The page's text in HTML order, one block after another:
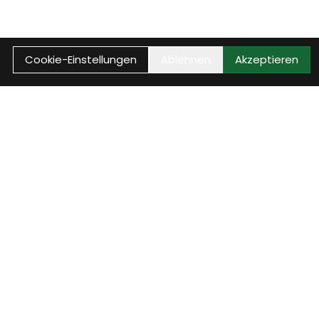
Cookie-Einstellungen Akzeptieren